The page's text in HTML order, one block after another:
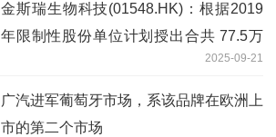
金斯瑞生物科技(01548.HK)：根据2019
年限制性股份单位计划授出合共 77.5万
2025-09-21
广汽进军葡萄牙市场，系该品牌在欧洲上
市的第二个市场